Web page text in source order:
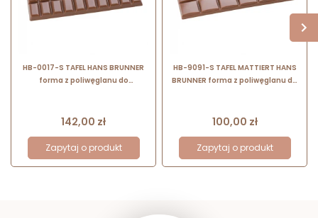
HB-0017-S TAFEL HANS BRUNNER
forma z poliwęglanu do
Cena
142,00 zł
Zapytaj o produkt
HB-9091-S TAFEL MATTIERT HANS
BRUNNER forma z poliwęglanu do
Cena
100,00 zł
Zapytaj o produkt